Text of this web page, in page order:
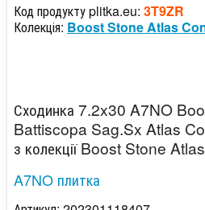
Код продукту plitka.eu: 3T9ZR
Колекція: Boost Stone Atlas
Сходинка 7.2x30 A7NO
Battiscopa Sag.Sx Atlas
з колекції Boost Stone
A7NO плитка